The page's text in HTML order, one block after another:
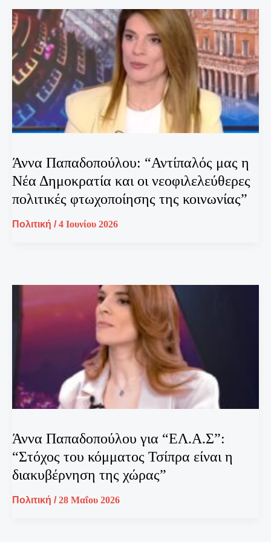
Άννα Παπαδοπούλου: “Αντίπαλός μας η
Νέα Δημοκρατία και οι νεοφιλελεύθερες
πολιτικές φτωχοποίησης της κοινωνίας”
Πολιτική /4 Ιουνίου 2026
Άννα Παπαδοπούλου για “ΕΛ.Α.Σ”:
“Στόχος του κόμματος Τσίπρα είναι η
διακυβέρνηση της χώρας”
Πολιτική /28 Μαΐου 2026